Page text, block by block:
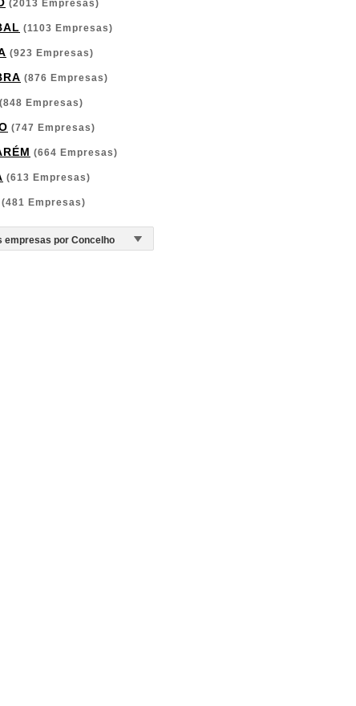
(2013 Empresas)
(1103 Empresas)
(923 Empresas)
(876 Empresas)
(848 Empresas)
(747 Empresas)
(664 Empresas)
(613 Empresas)
(481 Empresas)